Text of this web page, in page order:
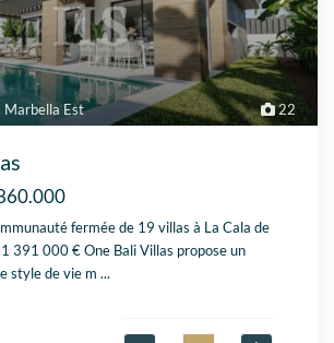
22
Marbella Est
fermée de 19 villas à La Cala de
391 000 € One Bali Villas propose un
style de vie m...